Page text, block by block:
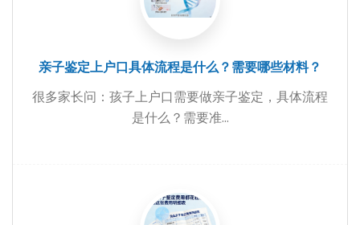
亲子鉴定上户口具体流程是什么？需要哪些材料？
很多家长问：孩子上户口需要做亲子鉴定，具体流程
是什么？需要准...